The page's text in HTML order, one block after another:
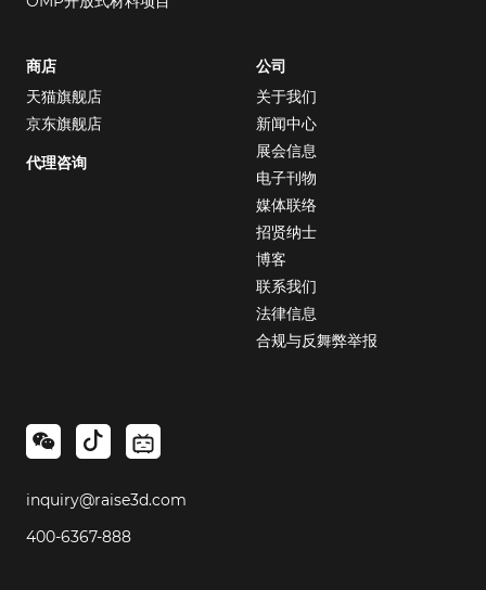
商店
天猫旗舰店
京东旗舰店
代理咨询
公司
关于我们
新闻中心
展会信息
电子刊物
媒体联络
招贤纳士
博客
联系我们
法律信息
合规与反舞弊举报
inquiry@raise3d.com
400-6367-888